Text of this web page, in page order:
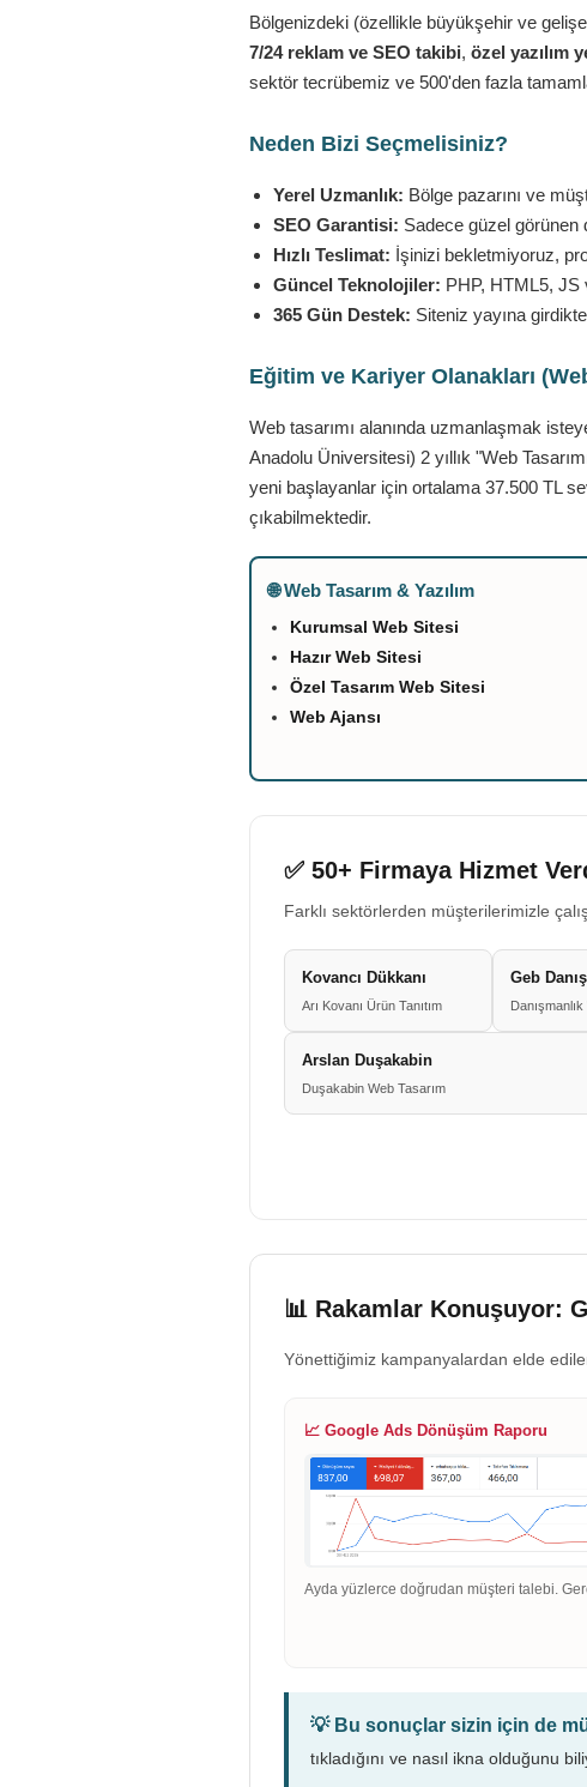
Bölgenizdeki (özellikle büyükşehir ve
7/24 reklam ve SEO takibi, özel yazılım
sektör tecrübemiz ve 500'den fazla
Neden Bizi Seçmelisiniz?
Yerel Uzmanlık: Bölge pazarını ve
SEO Garantisi: Sadece güzel görünen
Hızlı Teslimat: İşinizi bekletmiyoruz,
Güncel Teknolojiler: PHP, HTML5, JS
365 Gün Destek: Siteniz yayına
Eğitim ve Kariyer Olanakları
Web tasarımı alanında uzmanlaşmak
Anadolu Üniversitesi) 2 yıllık "Web
yeni başlayanlar için ortalama 37.500 TL
çıkabilmektedir.
🌐 Web Tasarım & Yazılım
Kurumsal Web Sitesi
Hazır Web Sitesi
Özel Tasarım Web Sitesi
Web Ajansı
✅ 50+ Firmaya Hizmet
Farklı sektörlerden müşterilerimizle
Kovancı Dükkanı
Arı Kovanı Ürün Tanıtım
Geb
Arslan Duşakabin
Duşakabin Web Tasarım
📊 Rakamlar Konuşuyor:
Yönettiğimiz kampanyalardan elde
📈 Google Ads Dönüşüm Raporu
Ayda yüzlerce doğrudan müşteri talebi.
💡 Bu sonuçlar sizin için de
tıkladığını ve nasıl ikna olduğunu